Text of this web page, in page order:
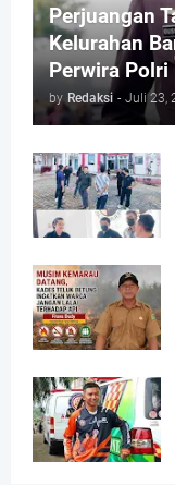
Perjuangan
Kelurahan
Perwira Polri
by Redaksi - Juli 23,